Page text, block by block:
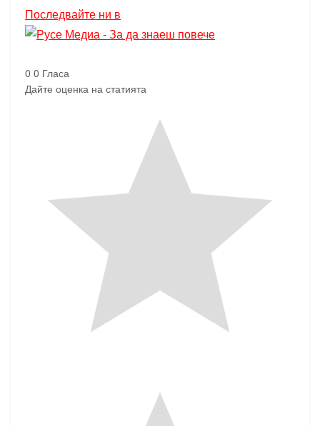
Последвайте ни в
0 0 Гласа
Дайте оценка на статията